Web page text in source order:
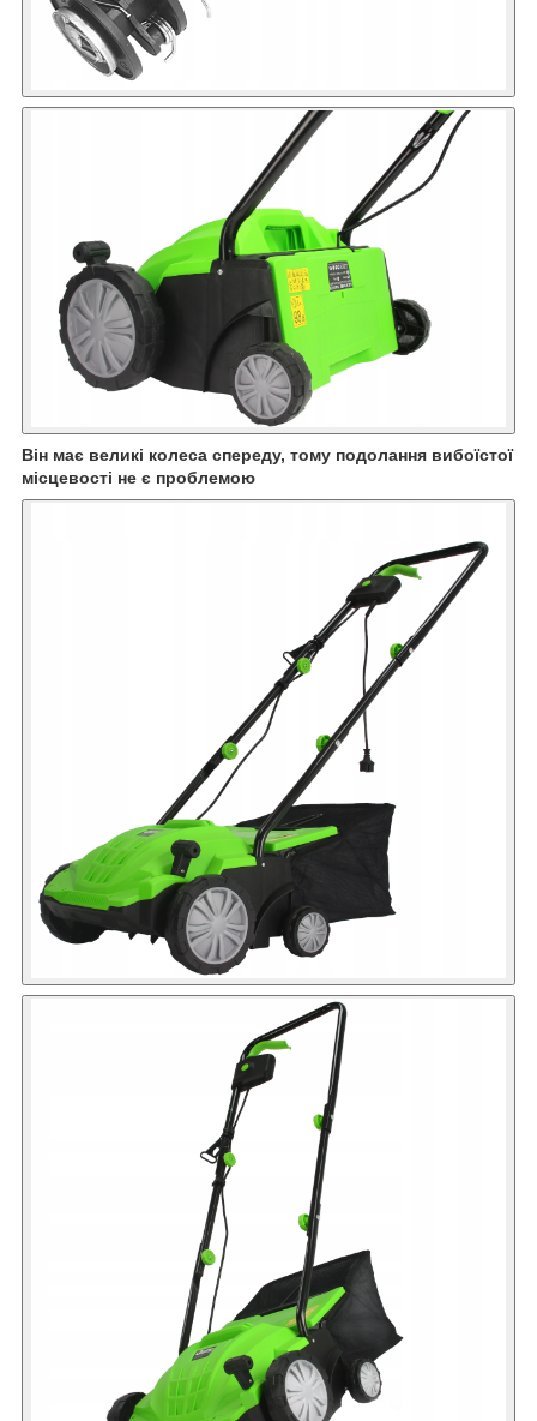
Він має великі колеса спереду, тому подолання вибоїстої
місцевості не є проблемою